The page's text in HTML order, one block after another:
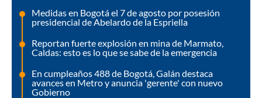
Medidas en Bogotá el 7 de agosto por posesión
presidencial de Abelardo de la Espriella
Reportan fuerte explosión en mina de Marmato,
Caldas: esto es lo que se sabe de la emergencia
En cumpleaños 488 de Bogotá, Galán destaca
avances en Metro y anuncia 'gerente' con nuevo
Gobierno